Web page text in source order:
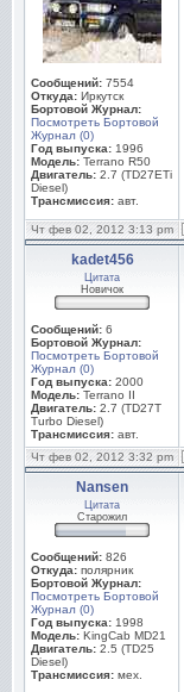
Сообщений: 7554
Откуда: Иркутск
Бортовой Журнал:
Посмотреть Бортовой
Журнал (0)
Год выпуска: 1996
Модель: Terrano R50
Двигатель: 2.7 (TD27ETi
Diesel)
Трансмиссия: авт.
Чт фев 02, 2012 3:13 pm
kadet456
Цитата
Новичок
Сообщений: 6
Бортовой Журнал:
Посмотреть Бортовой
Журнал (0)
Год выпуска: 2000
Модель: Terrano II
Двигатель: 2.7 (TD27T
Turbo Diesel)
Трансмиссия: авт.
Чт фев 02, 2012 3:32 pm
Nansen
Цитата
Старожил
Сообщений: 826
Откуда: полярник
Бортовой Журнал:
Посмотреть Бортовой
Журнал (0)
Год выпуска: 1998
Модель: KingCab MD21
Двигатель: 2.5 (TD25
Diesel)
Трансмиссия: мех.